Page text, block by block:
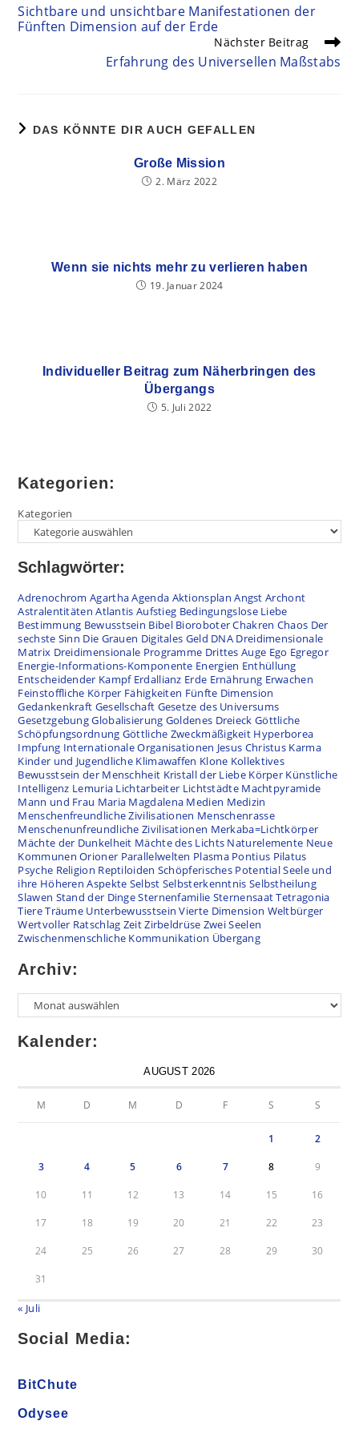
Sichtbare und unsichtbare Manifestationen der
Fünften Dimension auf der Erde
Nächster Beitrag
Erfahrung des Universellen Maßstabs
DAS KÖNNTE DIR AUCH GEFALLEN
Große Mission
2. März 2022
Wenn sie nichts mehr zu verlieren haben
19. Januar 2024
Individueller Beitrag zum Näherbringen des
Übergangs
5. Juli 2022
Kategorien:
Kategorien
Schlagwörter:
Adrenochrom AgarthaAgenda Aktionsplan Angst Archont
Astralentitäten Atlantis Aufstieg Bedingungslose Liebe
Bestimmung Bewusstsein Bibel BioroboterChakren Chaos Der
sechste Sinn Die Grauen Digitales Geld DNA Dreidimensionale
Matrix Dreidimensionale Programme Drittes Auge Ego Egregor
Energie-Informations-Komponente Energien Enthüllung
Entscheidender Kampf Erdallianz Erde Ernährung Erwachen
Feinstoffliche Körper Fähigkeiten Fünfte Dimension
Gedankenkraft Gesellschaft Gesetze des Universums
GesetzgebungGlobalisierung Goldenes Dreieck Göttliche
Schöpfungsordnung Göttliche Zweckmäßigkeit Hyperborea
Impfung Internationale Organisationen Jesus Christus Karma
Kinder und Jugendliche Klimawaffen Klone Kollektives
Bewusstsein der Menschheit Kristall der Liebe Körper Künstliche
Intelligenz Lemuria Lichtarbeiter Lichtstädte Machtpyramide
Mann und Frau Maria Magdalena Medien Medizin
Menschenfreundliche Zivilisationen Menschenrasse
Menschenunfreundliche Zivilisationen Merkaba=Lichtkörper
Mächte der Dunkelheit Mächte des Lichts Naturelemente Neue
Kommunen Orioner Parallelwelten Plasma Pontius Pilatus
Psyche Religion Reptiloiden Schöpferisches PotentialSeele und
ihre Höheren Aspekte Selbst Selbsterkenntnis Selbstheilung
Slawen Stand der DingeSternenfamilie SternensaatTetragonia
TiereTräume Unterbewusstsein Vierte Dimension Weltbürger
Wertvoller Ratschlag ZeitZirbeldrüse Zwei Seelen
Zwischenmenschliche Kommunikation Übergang
Archiv:
Kalender:
AUGUST 2026
M D M D F S S
1 2
3 4 5 6 7 8 9
10 11 12 13 14 15 16
17 18 19 20 21 22 23
24 25 26 27 28 29 30
31
« Juli
Social Media:
BitChute
Odysee